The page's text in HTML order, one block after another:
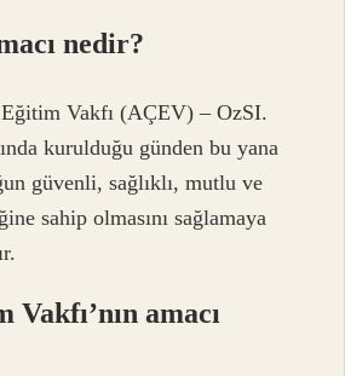
nedir?
Vakfı (AÇEV) – OzSI.
kurulduğu günden bu yana
güvenli, sağlıklı, mutlu ve
sahip olmasını sağlamaya
amacı